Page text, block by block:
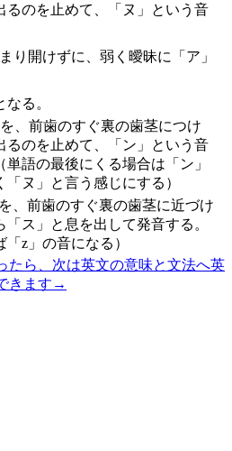
るのを止めて、「ヌ」という音
り開けずに、弱く曖昧に「ア」
る。
を、前歯のすぐ裏の歯茎につけ
るのを止めて、「ン」という音
単語の最後にくる場合は「ン」
「ヌ」と言う感じにする）
、前歯のすぐ裏の歯茎に近づけ
ス」と息を出して発音する。
「z」の音になる）
たら、次は英文の意味と文法へ英
きます →